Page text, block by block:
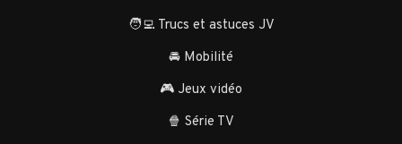
🧑‍💻 Trucs et astuces JV
🚘 Mobilité
🎮 Jeux vidéo
🍿 Série TV